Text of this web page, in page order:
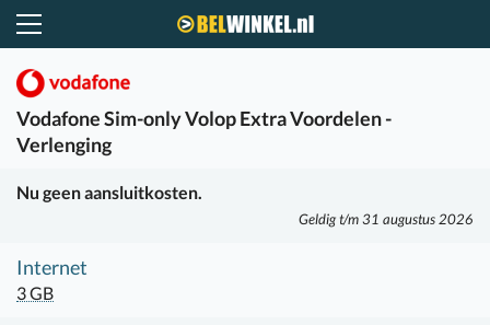
VodafoneSim-only Volop Extra Voordelen -
Verlenging
Nu geen aansluitkosten.
Geldig t/m 31 augustus 2026
Internet
3 GB